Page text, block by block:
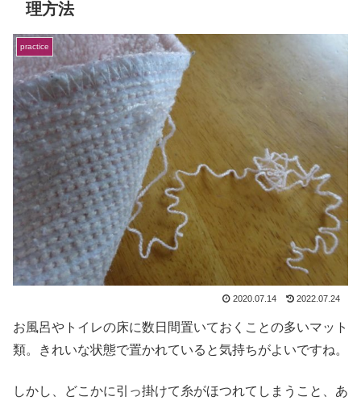
理方法
practice
2020.07.14 2022.07.24
お風呂やトイレの床に数日間置いておくことの多いマット
類。きれいな状態で置かれていると気持ちがよいですね。
しかし、どこかに引っ掛けて糸がほつれてしまうこと、あ